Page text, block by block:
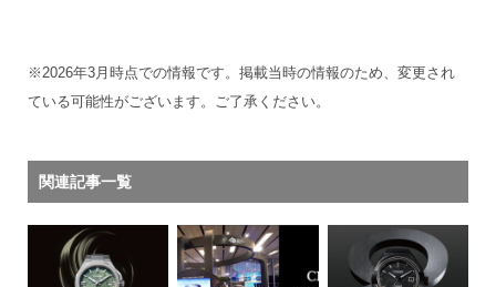
※2026年3月時点での情報です。掲載当時の情報のため、変更され
ている可能性がございます。ご了承ください。
関連記事一覧